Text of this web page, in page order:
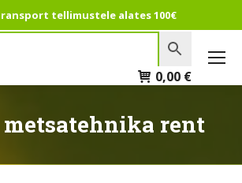
tellimustele alates 100€
0,00 €
rent